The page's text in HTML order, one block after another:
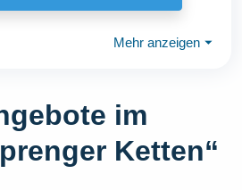
Mehr anzeigen ⏷
im
Ketten“